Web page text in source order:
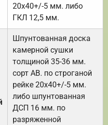
20х40+/-5 мм. либо
ГКЛ 12,5 мм.
Шпунтованная доска
камерной сушки
толщиной 35-36 мм.
сорт АВ. по строганой
рейке 20х40+/-5 мм.
либо шпунтованная
ДСП 16 мм. по
разряженной